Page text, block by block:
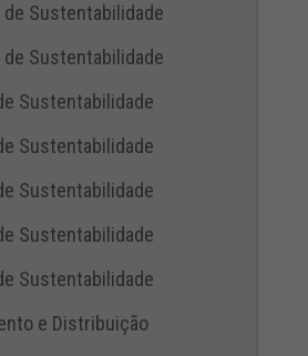
de Sustentabilidade
de Sustentabilidade
Sustentabilidade
Sustentabilidade
Sustentabilidade
Sustentabilidade
Sustentabilidade
e Distribuição